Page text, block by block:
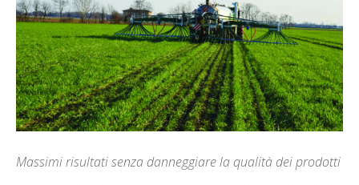
Massimi risultati senza danneggiare la qualità dei prodotti